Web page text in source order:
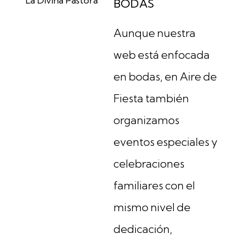
BODAS
Aunque nuestra
web está enfocada
en bodas, en Aire de
Fiesta también
organizamos
eventos especiales y
celebraciones
familiares con el
mismo nivel de
dedicación,